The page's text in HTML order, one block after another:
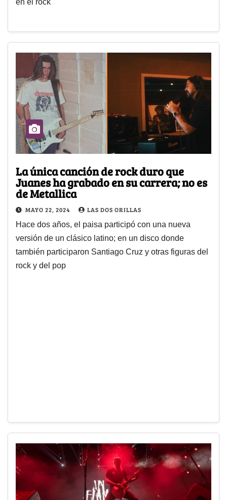
La única canción de rock duro que
Juanes ha grabado en su carrera; no es
de Metallica
MAYO 22, 2024 LAS DOS ORILLAS
Hace dos años, el paisa participó con una nueva
versión de un clásico latino; en un disco donde
también participaron Santiago Cruz y otras figuras del
rock y del pop